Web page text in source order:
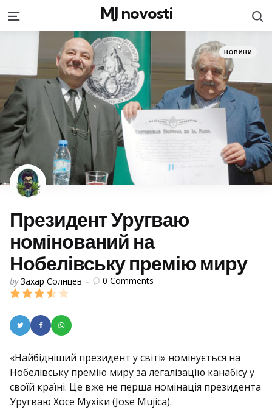
Menu MJ novosti
Categories
Posted
in
НОВИНИ
Президент Уругваю
номінований на
Нобелівську премію миру
Posted
by
by Захар Солнцев 0 Comments
«Найбідніший президент у світі» номінується на
Нобелівську премію миру за легалізацію канабісу у
своїй країні. Це вже не перша номінація президента
Уругваю Хосе Мухіки (Jose Mujica).